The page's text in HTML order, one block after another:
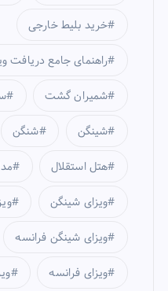
خرید بلیط خارجی
راهنمای جامع دریافت
شمیران گشت
شنگن شینگن
هتل استقلال
ویزای شینگن
ویزای شینگن فرانسه
ویزای فرانسه